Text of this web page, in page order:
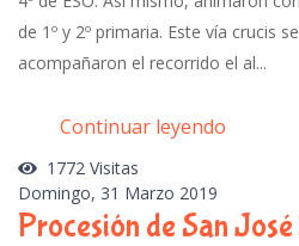
de 1º y 2º primaria. Este vía crucis
acompañaron el recorrido el al...
Continuar leyendo
1772 Visitas
Domingo, 31 Marzo 2019
Procesión de San